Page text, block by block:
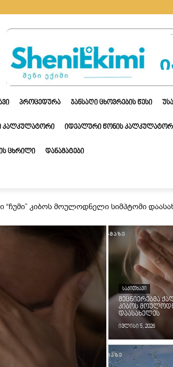
ᲞᲠᲝᲪᲔᲓᲣᲠᲐ ᲯᲐᲜᲡᲐᲦᲘ ᲪᲮᲝᲕᲠᲔᲑᲘᲡ ᲬᲔᲡᲘ
ᲙᲐᲚᲙᲣᲚᲐᲢᲝᲠᲘ ᲘᲓᲔᲐᲚᲣᲠᲘ ᲬᲝᲜᲘᲡ
ᲪᲮᲠᲘᲚᲘ ᲓᲐᲜᲐᲛᲐᲢᲔᲑᲘ
“ჩუმი” კიბოს მოულოდნელი სიმპტომი
ᲡᲐᲙᲘᲗᲮᲐᲕᲘ
მეცნიერებმა
კიბოს
დაასახელეს
ივლისი 5, 2026